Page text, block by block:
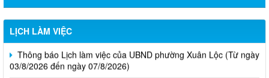
LỊCH LÀM VIỆC
Thông báo Lịch làm việc của UBND phường Xuân Lộc (Từ ngày
03/8/2026 đến ngày 07/8/2026)